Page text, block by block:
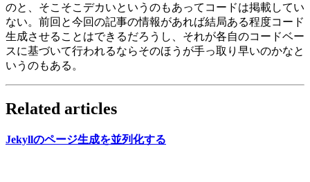
のと、そこそこデカいというのもあってコードは掲載してい
ない。前回と今回の記事の情報があれば結局ある程度コード
生成させることはできるだろうし、それが各自のコードベー
スに基づいて行われるならそのほうが手っ取り早いのかなと
いうのもある。
Related articles
Jekyllのページ生成を並列化する